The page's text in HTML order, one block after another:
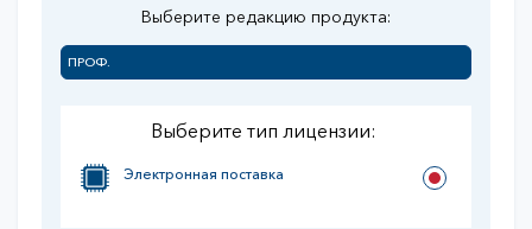
Выберите редакцию продукта:
ПРОФ.
Выберите тип лицензии:
Электронная поставка